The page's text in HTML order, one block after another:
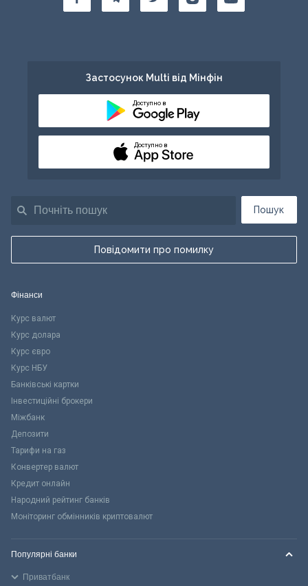
Пошук
Повідомити про помилку
Застосунок Multi від Мінфін
Доступно в
Доступно в
Фінанси
Курс валют
Курс долара
Курс євро
Курс НБУ
Банківські картки
Інвестиційні брокери
Міжбанк
Депозити
Тарифи на газ
Конвертер валют
Кредит онлайн
Народний рейтинг банків
Моніторинг обмінників криптовалют
Популярні банки
Приватбанк